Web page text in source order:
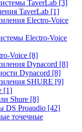
TaverLab [3]
TaverLab [1]
Electro-Voice
Electro-Voice
Voice [8]
Dynacord [8]
Dynacord [8]
SHURE [9]
[1]
Shure [8]
DS Proaudio [42]
точечные